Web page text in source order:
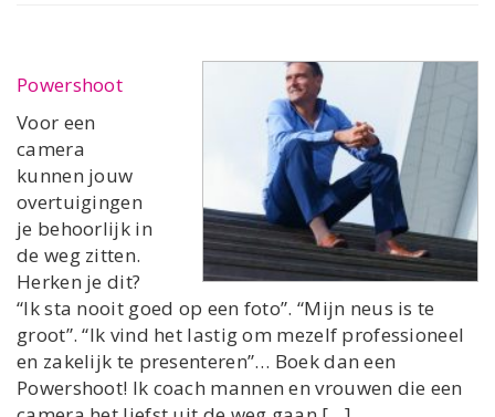
Powershoot
Voor een
camera
kunnen jouw
overtuigingen
je behoorlijk in
de weg zitten.
Herken je dit?
“Ik sta nooit goed op een foto”. “Mijn neus is te
groot”. “Ik vind het lastig om mezelf professioneel
en zakelijk te presenteren”… Boek dan een
Powershoot! Ik coach mannen en vrouwen die een